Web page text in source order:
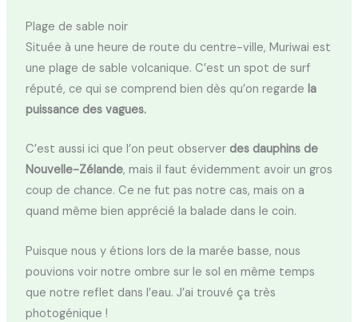
Plage de sable noir
Située à une heure de route du centre-ville, Muriwai est
une plage de sable volcanique. C’est un spot de surf
réputé, ce qui se comprend bien dès qu’on regarde la
puissance des vagues.
C’est aussi ici que l’on peut observer des dauphins de
Nouvelle-Zélande, mais il faut évidemment avoir un gros
coup de chance. Ce ne fut pas notre cas, mais on a
quand même bien apprécié la balade dans le coin.
Puisque nous y étions lors de la marée basse, nous
pouvions voir notre ombre sur le sol en même temps
que notre reflet dans l’eau. J’ai trouvé ça très
photogénique !